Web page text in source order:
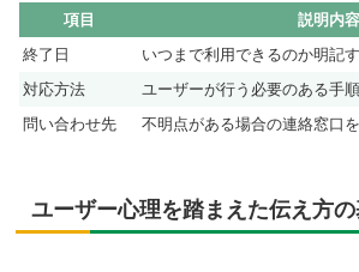
項目
説明内容
終了日
いつまで利用できるのか明記
対応方法
ユーザーが行う必要のある手
問い合わせ先
不明点がある場合の連絡窓口
ユーザー心理を踏まえた伝え方